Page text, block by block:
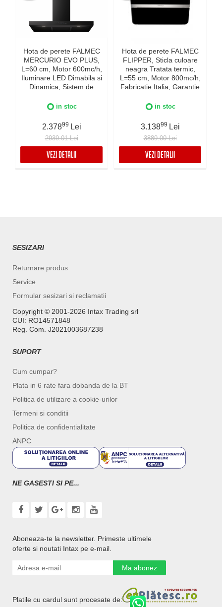
Hota de perete FALMEC
MERCURIO EVO PLUS,
L=60 cm, Motor 600mc/h,
Iluminare LED Dimabila si
Dinamica, Sistem de
plita si hota Falmec,
5 ani, Neagra
in stoc
2.37899 Lei
2939.01 Lei
VEZI DETALII
Hota de perete FALMEC
FLIPPER, Sticla culoare
neagra Tratata termic,
L=55 cm, Motor 800mc/h,
Fabricatie Italia, Garantie
si Dimabila, Inox AISI 304
in stoc
3.13899 Lei
3889.00 Lei
VEZI DETALII
SESIZARI
Returnare produs
Service
Formular sesizari si reclamatii
Copyright ©️ 2001-2026 Intax Trading srl
CUI: RO14571848
Reg. Com. J2021003687238
SUPORT
Cum cumpar?
Plata in 6 rate fara dobanda de la BT
Politica de utilizare a cookie-urilor
Termeni si conditii
Politica de confidentialitate
ANPC
NE GASESTI SI PE...
Aboneaza-te la newsletter. Primeste ultimele
oferte si noutati Intax pe e-mail.
Ma abonez
Platile cu cardul sunt procesate de: